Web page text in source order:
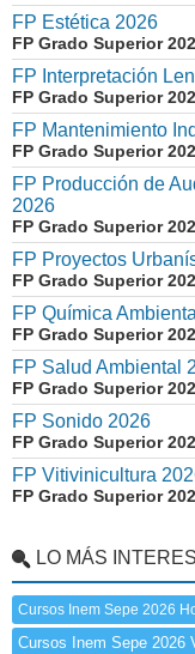
FP Estética 2026
FP Grado Superior
FP Interpretación
FP Grado Superior
FP Mantenimiento
FP Grado Superior
FP Producción de
2026
FP Grado Superior
FP Proyectos
FP Grado Superior
FP Química
FP Grado Superior
FP Salud Ambiental
FP Grado Superior
FP Sonido 2026
FP Grado Superior
FP Vitivinicultura
FP Grado Superior
LO MÁS
Cursos Inem Sepe 2026
Cursos Inem Sepe 2026